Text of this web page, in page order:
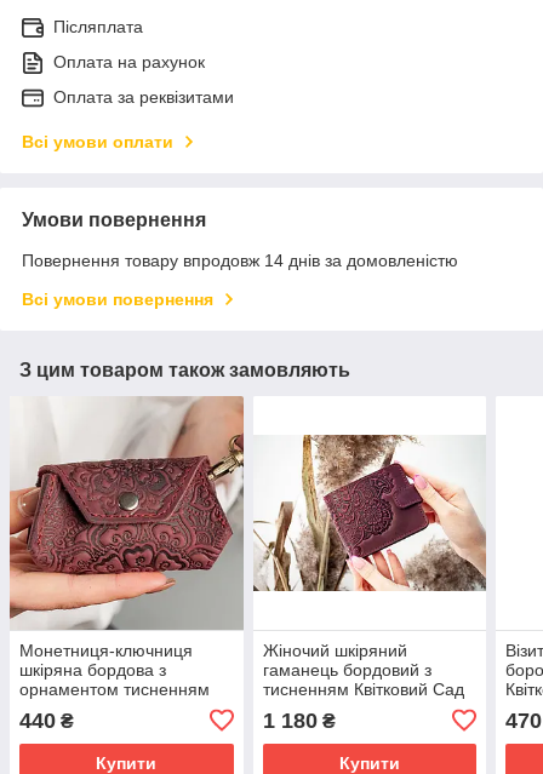
Післяплата
Оплата на рахунок
Оплата за реквізитами
Всі умови оплати
Умови повернення
Повернення товару впродовж 14 днів за домовленістю
Всі умови повернення
З цим товаром також замовляють
Монетниця-ключниця
шкіряна бордова з
орнаментом тисненням
440 ₴
Купити
Жіночий шкіряний
гаманець бордовий з
тисненням Квітковий Сад
1 180₴
Купити
470